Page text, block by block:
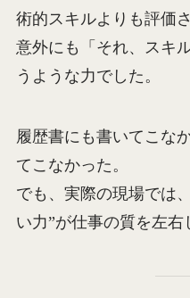
術的スキルよりも評価
意外にも「それ、スキ
うような力でした。
履歴書にも書いてこな
てこなかった。
でも、実際の現場では
い力”が仕事の質を左右